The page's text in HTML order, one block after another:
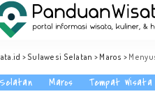
> Sulawesi Selatan > Maros >
Maros Tempat Wisata